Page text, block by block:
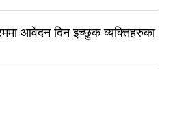
आवेदन दिन इच्छुक व्यक्तिहरुका